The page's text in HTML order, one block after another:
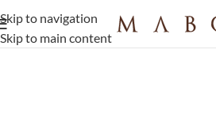
Skip to navigation
Skip to main content